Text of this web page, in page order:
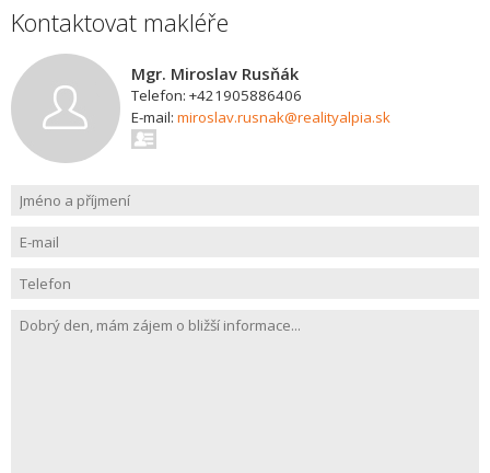
Kontaktovat makléře
Mgr. Miroslav Rusňák
Telefon: +421905886406
E-mail: miroslav.rusnak@realityalpia.sk